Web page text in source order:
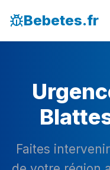
Bebetes.fr
Faites